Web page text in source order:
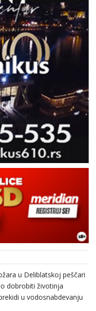
u Deliblatskoj peščari
dobrobiti životinja
u vodosnabdevanju